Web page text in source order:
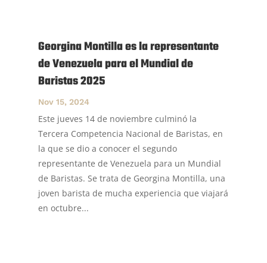
Georgina Montilla es la representante
de Venezuela para el Mundial de
Baristas 2025
Nov 15, 2024
Este jueves 14 de noviembre culminó la
Tercera Competencia Nacional de Baristas, en
la que se dio a conocer el segundo
representante de Venezuela para un Mundial
de Baristas. Se trata de Georgina Montilla, una
joven barista de mucha experiencia que viajará
en octubre...